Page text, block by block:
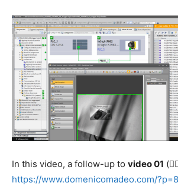
In this video, a follow-up to video 01
https://www.domenicomadeo.com/